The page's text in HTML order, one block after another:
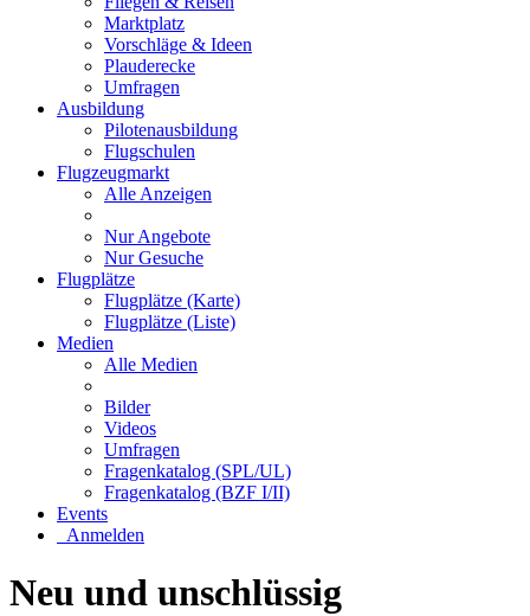
Marktplatz
Vorschläge & Ideen
Plauderecke
Umfragen
Ausbildung
Pilotenausbildung
Flugschulen
Flugzeugmarkt
Alle Anzeigen
Nur Angebote
Nur Gesuche
Flugplätze
Flugplätze (Karte)
Flugplätze (Liste)
Medien
Alle Medien
Bilder
Videos
Umfragen
Fragenkatalog (SPL/UL)
Fragenkatalog (BZF I/II)
Events
Anmelden
Neu und unschlüssig